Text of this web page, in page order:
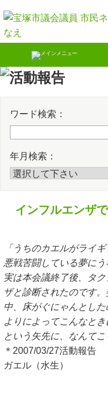
to
content
ワード検索：
年月検索：
インフルエンザ
「うちのカエルがライ
悪戦苦闘している夢にう
実は本会議終了後、タ
ザと診断されたのです
中、床がぐにゃんとした
よりによってこんなと
という矢先に、なんてこ
＊2007/03/27活動報
ガエル（水生）